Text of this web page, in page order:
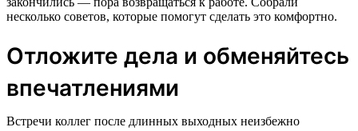
несколько советов, которые помогут сделать это комфортно.
Отложите дела и обменяйтесь
впечатлениями
Встречи коллег после длинных выходных неизбежно